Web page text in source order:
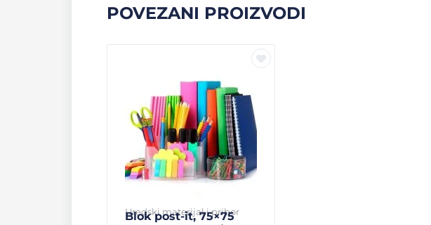
POVEZANI PROIZVODI
Uredski materijal i pribor
Blok post-it, 75×75